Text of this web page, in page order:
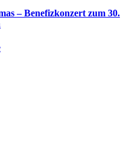
– Benefizkonzert zum 30.